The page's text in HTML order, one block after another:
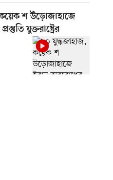
শ উড়োজাহাজে
যুক্তরাষ্ট্রের